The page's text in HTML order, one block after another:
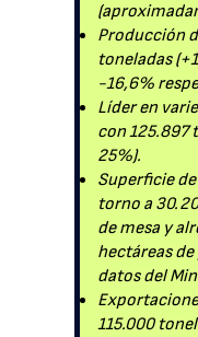
Producción
toneladas
-16,6%
Líder en
con 125.897
25%).
Superficie
torno a
de mesa y
hectáreas de
datos del
115.000